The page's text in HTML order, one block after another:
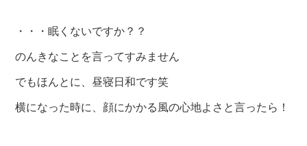
・・・眠くないですか？？
のんきなことを言ってすみません
でもほんとに、昼寝日和です笑
横になった時に、顔にかかる風の心地よさと言ったら！